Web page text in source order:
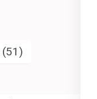
(51)